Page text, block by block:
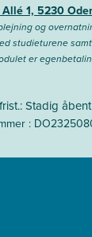
1, 5230
og
studieturene samt
er
Stadig
: